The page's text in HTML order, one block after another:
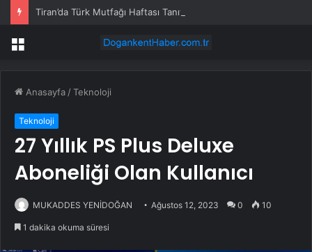
Tiran’da Türk Mutfağı Haftası Tanıtımı
Menü
Anasayfa /Teknoloji
Teknoloji
27 Yıllık PS Plus Deluxe
Aboneliği Olan Kullanıcı
MUKADDES YENİDOĞAN Ağustos 12, 2023 0 10
1 dakika okuma süresi